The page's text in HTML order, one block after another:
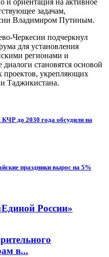
задачам,
Владимиром Путиным.
Черкесии подчеркнул
для установления
регионами и
становятся основой
проектов, укрепляющих
Таджикистана.
КЧР до 2030 года обсудили на
праздники вырос на 5%
России»
в...